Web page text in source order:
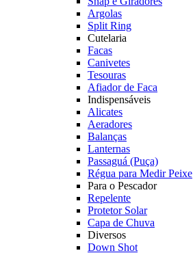
Argolas
Split Ring
Cutelaria
Facas
Canivetes
Tesouras
Afiador de Faca
Indispensáveis
Alicates
Aeradores
Balanças
Lanternas
Passaguá (Puça)
Régua para Medir Peixe
Para o Pescador
Repelente
Protetor Solar
Capa de Chuva
Diversos
Down Shot